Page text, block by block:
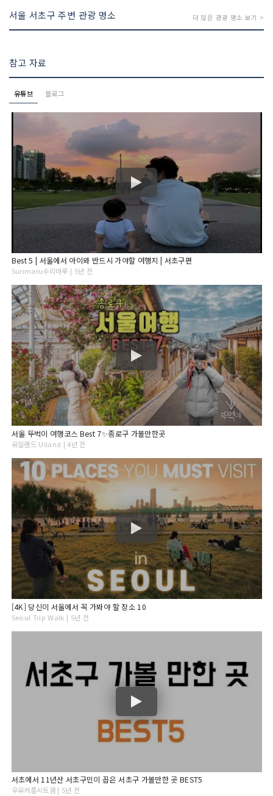
서울 서초구 주변 관광 명소 더 많은 관광 명소 보기 >
참고 자료
유튜브 블로그
Best 5 | 서울에서 아이와 반드시 가야할 여행지 | 서초구편
Surimaru수리마루 | 5년 전
서울 뚜벅이 여행코스 Best 7✨종로구 가볼만한곳
유일랜드 Uiland | 4년 전
[4K] 당신이 서울에서 꼭 가봐야 할 장소 10
Seoul Trip Walk | 5년 전
서초에서 11년산 서초구민이 꼽은 서초구 가볼만한 곳 BEST5
우유커플시트콤 | 5년 전